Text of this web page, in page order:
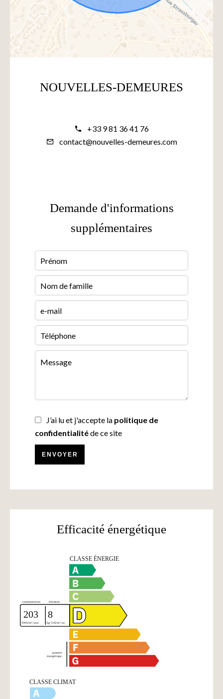
NOUVELLES-DEMEURES
+33 9 81 36 41 76
contact@nouvelles-demeures.com
Demande d'informations
supplémentaires
J’ai lu et j'accepte la politique de
confidentialitéde ce site
ENVOYER
Efficacité énergétique